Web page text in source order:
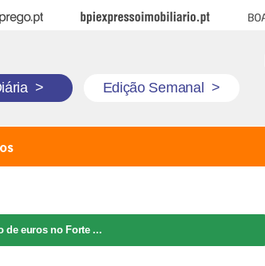
BPI Expresso Imobiliário
> Edição Semanal >
de euros no Forte ...